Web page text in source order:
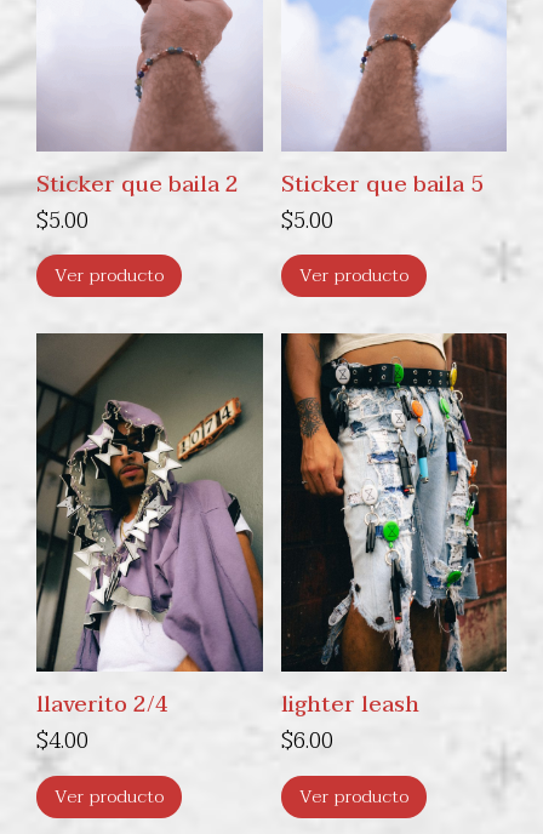
Sticker que baila 2
$5.00
Ver producto
Sticker que baila 5
$5.00
Ver producto
llaverito 2/4
$4.00
Ver producto
lighter leash
$6.00
Ver producto